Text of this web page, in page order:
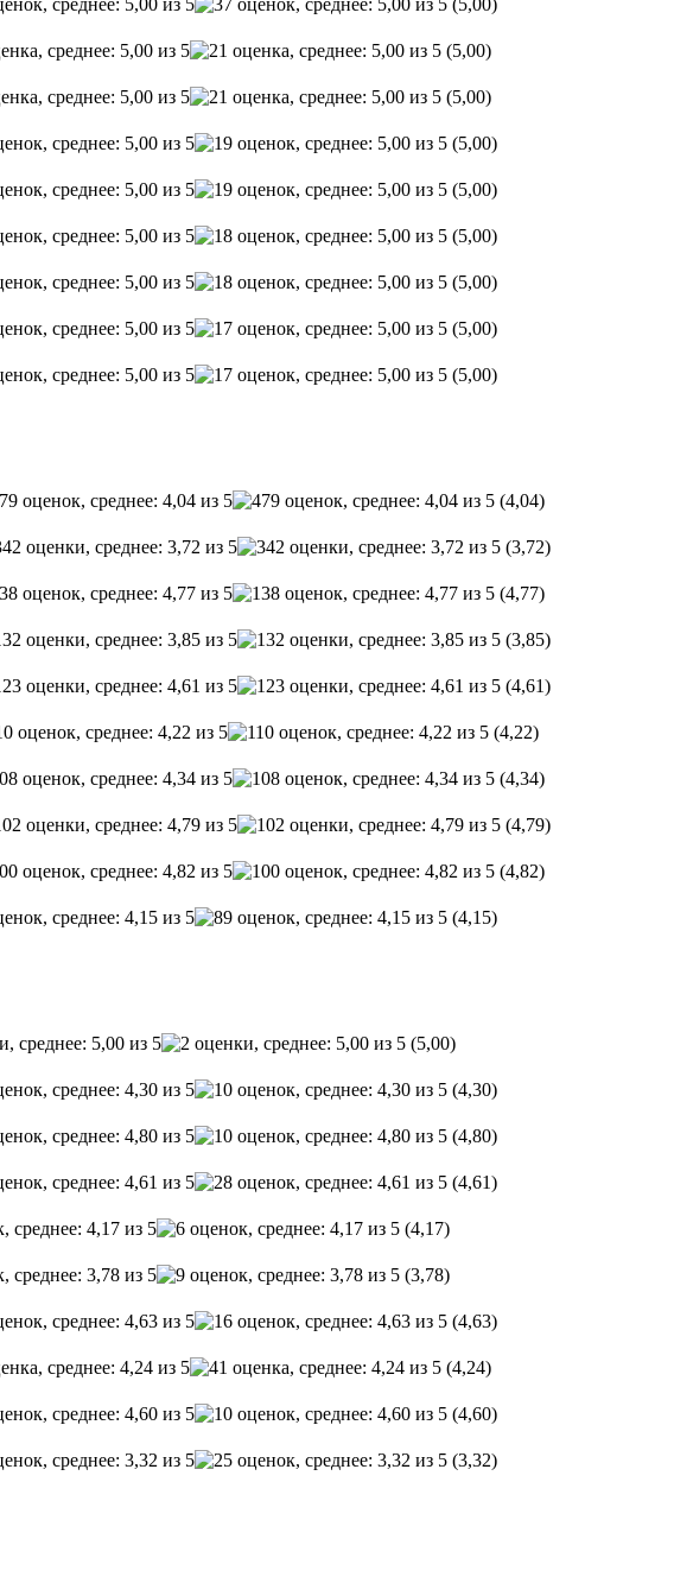
(5,00)
(5,00)
(5,00)
(5,00)
(5,00)
(5,00)
(5,00)
(5,00)
(4,04)
(3,72)
(4,77)
(3,85)
(4,61)
(4,22)
(4,34)
(4,79)
(4,82)
(4,15)
(5,00)
(4,30)
(4,80)
(4,61)
(4,17)
(3,78)
(4,63)
(4,24)
(4,60)
(3,32)